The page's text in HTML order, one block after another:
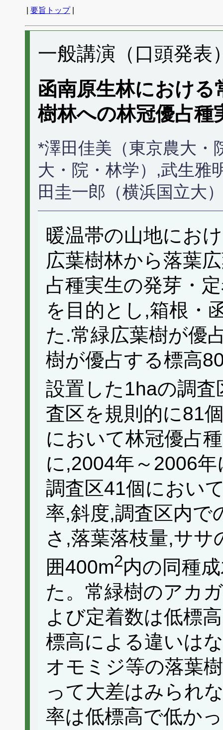
要旨トップ|
一般講演（口頭発表
函南原生林における
樹林への林冠優占種
*澤田佳美（東京農大・
大・院・林学）,武生雅
田圭一郎（横浜国立大
暖温帯の山地にお
広葉樹林から落葉
占種実生の発芽・
を目的とし,箱根・
た.常緑広葉樹が優
樹が優占する標高
設置した1haの調
査区を規則的に81
において林冠優占
に,2004年～2006
調査区41個におい
率,斜度,調査区内で
さ,落葉落枝量,ササ
囲400m2内の同種
た。常緑樹のアカ
よび定着数は低標
標高による違いは
オモミジ等の落葉
って大差はみられ
率は低標高で低か